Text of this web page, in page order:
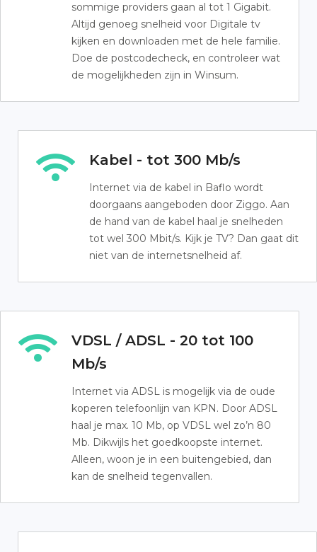
sommige providers gaan al tot 1 Gigabit.
Altijd genoeg snelheid voor Digitale tv
kijken en downloaden met de hele familie.
Doe de postcodecheck, en controleer wat
de mogelijkheden zijn in Winsum.
Kabel - tot 300 Mb/s
Internet via de kabel in Baflo wordt
doorgaans aangeboden door Ziggo. Aan
de hand van de kabel haal je snelheden
tot wel 300 Mbit/s. Kijk je TV? Dan gaat dit
niet van de internetsnelheid af.
VDSL / ADSL - 20 tot 100
Mb/s
Internet via ADSL is mogelijk via de oude
koperen telefoonlijn van KPN. Door ADSL
haal je max. 10 Mb, op VDSL wel zo’n 80
Mb. Dikwijls het goedkoopste internet.
Alleen, woon je in een buitengebied, dan
kan de snelheid tegenvallen.